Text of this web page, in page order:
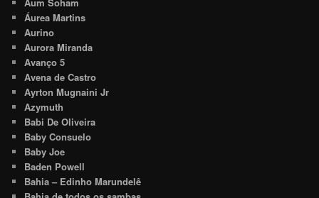
Áurea Martins
Aurino
Aurora Miranda
Avanço 5
Avena de Castro
Ayrton Mugnaini Jr
Azymuth
Babi De Oliveira
Baby Consuelo
Baby Joe
Baden Powell
Bahia – Edinho Marundelê